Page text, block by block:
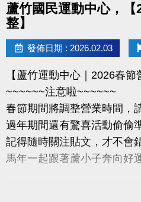
蘆竹國民運動中心，
整】
發佈日期 : 2026.02.03
【蘆竹運動中心｜2026春節
~~~~~~注意啦~~~~~~
春節期間將調整營業時間，
過年期間還有驚喜活動偷偷
記得隨時關注貼文，才不會
馬年一起跟著蘆小子奔向好